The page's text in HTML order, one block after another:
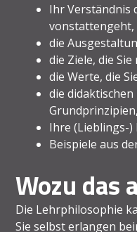
Ihr Verständnis
vonstattengeht,
die
die Ziele, die
die Werte, die
die
Ihre (Lieblings-)
Beispiele aus
Wozu das
Die Lehrphilosophie
Sie selbst erlangen